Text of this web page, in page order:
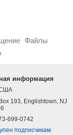
Файлы
информация
193, Englishtown, NJ
699-0742
подписчикам